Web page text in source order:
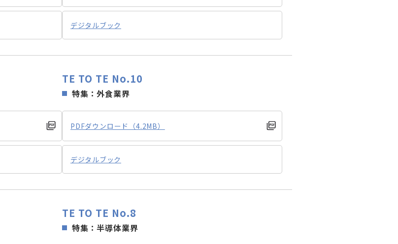
デジタルブック
TE TO TE No.10
特集：外食業界
PDFダウンロード（4.2MB）
デジタルブック
TE TO TE No.8
特集：半導体業界